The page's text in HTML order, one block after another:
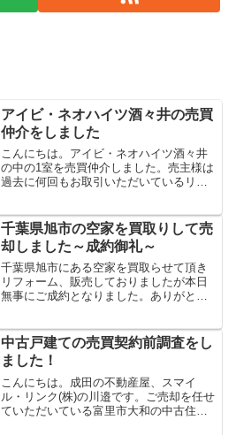
アイビ・ネオハイツ酒々井の売買
仲介をしました
こんにちは。アイビ・ネオハイツ酒々井
の中の1室を売買仲介しました。売主様は
過去に何回もお取引いただいているリピ
ネオハイツ酒々井は千葉県印旛郡酒々井
町東酒々井6丁目にある...
千葉県旭市の空家を買取りして売
却しました～成約御礼～
千葉県旭市にある空家を買取らせて頂き
リフォーム、販売しておりましたが本日
無事にご成約となりました。ありがとう
が大量に残されていたのでこれらを全て
撤去、400坪ある敷地の...
中古戸建ての売買契約前調査をし
ました！
こんにちは。成田の不動産屋、スマイ
ル・リンク(株)の川邉です。ご売却を任せ
ていただいている富里市大和の中古住宅